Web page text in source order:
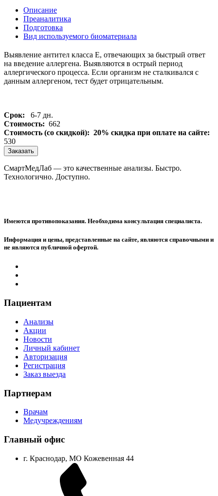
Описание
Преаналитика
Подготовка
Вид используемого биоматериала
Выявление антител класса Е, отвечающих за быстрый ответ
на введение аллергена. Выявляются в острый период
аллергического процесса. Если организм не сталкивался с
данным аллергеном, тест будет отрицательным.
Срок:
6-7 дн.
Стоимость: 662
Стоимость (со скидкой): 20% скидка при оплате на сайте:
530
Заказать
СмартМедЛаб — это качественные анализы. Быстро.
Технологично. Доступно.
Имеются противопоказания. Необходима консультация специалиста.
Информация и цены, представленные на сайте, являются справочными и
не являются публичной офертой.
Пациентам
Анализы
Акции
Новости
Личный кабинет
Авторизация
Регистрация
Заказ выезда
Партнерам
Врачам
Медучреждениям
Главный офис
г. Краснодар, МО Кожевенная 44